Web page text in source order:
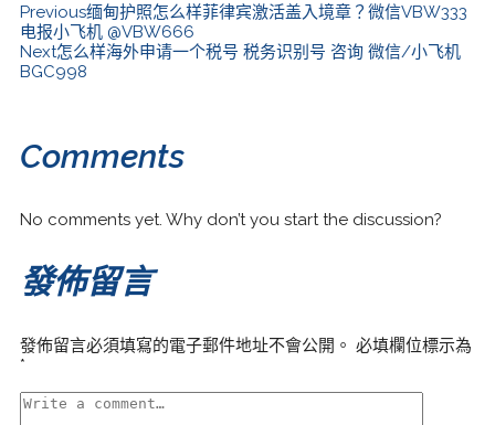
Previous缅甸护照怎么样菲律宾激活盖入境章？微信VBW333
电报小飞机 @VBW666
Next怎么样海外申请一个税号 税务识别号 咨询 微信/小飞机
BGC998
Comments
No comments yet. Why don’t you start the discussion?
發佈留言
發佈留言必須填寫的電子郵件地址不會公開。 必填欄位標示為
*